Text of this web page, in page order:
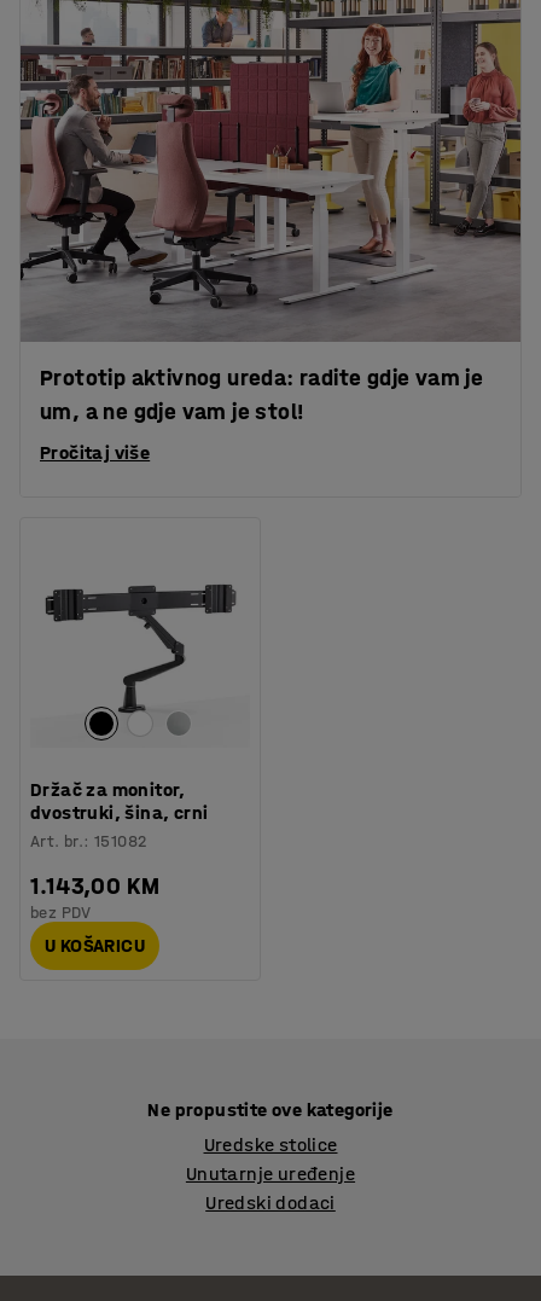
Prototip aktivnog ureda: radite gdje vam je
um, a ne gdje vam je stol!
Pročitaj više
Držač za monitor,
dvostruki, šina, crni
Art. br.:151082
1.143,00 KM
bez PDV
U KOŠARICU
Ne propustite ove kategorije
Uredske stolice
Unutarnje uređenje
Uredski dodaci